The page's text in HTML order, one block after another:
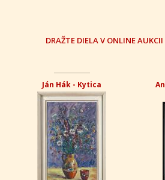
DRAŽTE DIELA V ONLINE
Ján Hák - Kytica